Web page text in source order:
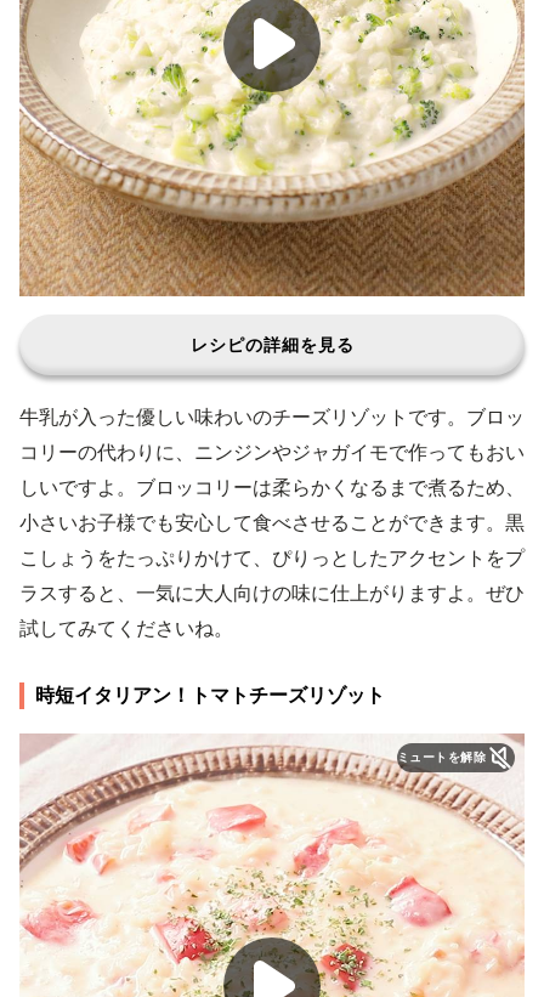
レシピの詳細を見る
牛乳が入った優しい味わいのチーズリゾットです。ブロッ
コリーの代わりに、ニンジンやジャガイモで作ってもおい
しいですよ。ブロッコリーは柔らかくなるまで煮るため、
小さいお子様でも安心して食べさせることができます。黒
こしょうをたっぷりかけて、ぴりっとしたアクセントをプ
ラスすると、一気に大人向けの味に仕上がりますよ。ぜひ
試してみてくださいね。
時短イタリアン！トマトチーズリゾット
ミュートを解除